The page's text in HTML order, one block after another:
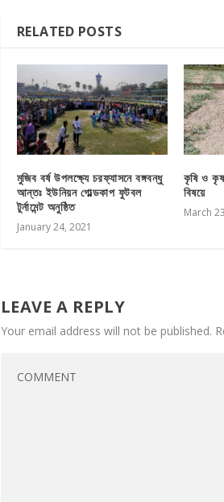
RELATED POSTS
মুজিব বর্ষ উপলক্ষ্যে চরফ্যাসনে বঙ্গবন্ধু
আন্তঃ ইউনিয়ন গোল্ডকাপ ফুটবল
টুর্নামেন্ট অনুষ্ঠিত
January 24, 2021
কৃষি ও
বিষয়ে
March
LEAVE A REPLY
Your email address will not be published.